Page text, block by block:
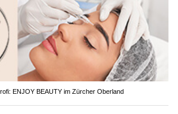
ENJOY BEAUTY im Zürcher Oberland